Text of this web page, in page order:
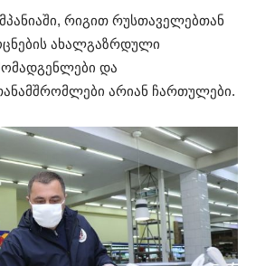
რიგით რუსთაველებთან
ახალგაზრდული
და
არიან ჩართულები.